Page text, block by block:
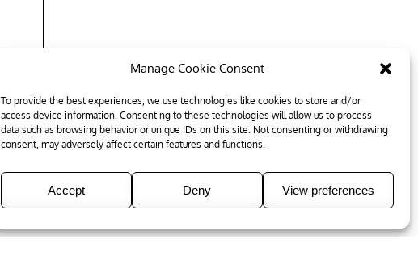
Manage Cookie Consent
To provide the best experiences, we use technologies like cookies to store and/or
access device information. Consenting to these technologies will allow us to process
data such as browsing behavior or unique IDs on this site. Not consenting or withdrawing
consent, may adversely affect certain features and functions.
Accept Deny View preferences